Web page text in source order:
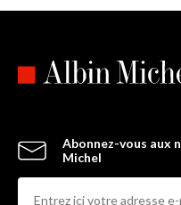
Abonnez-vous aux
Michel